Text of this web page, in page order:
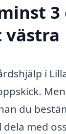
västra
i
du
med